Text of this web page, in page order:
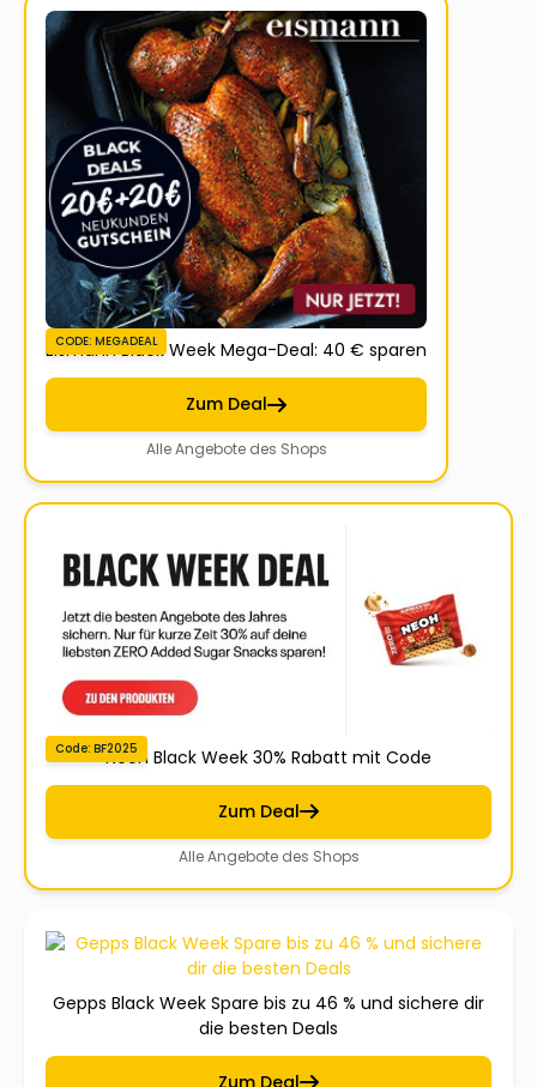
CODE: MEGADEAL
Eismann Black Week Mega-Deal: 40 € sparen
Zum Deal
Alle Angebote des Shops
Code: BF2025Neoh Black Week 30% Rabatt mit Code
Zum Deal
Alle Angebote des Shops
Gepps Black Week Spare bis zu 46 % und sichere dir
die besten Deals
Zum Deal